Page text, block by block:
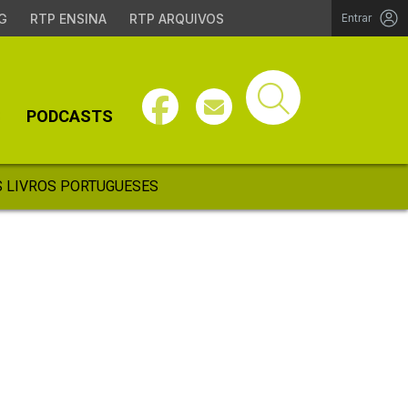
RTP ENSINA RTP ARQUIVOS Entrar
PODCASTS
LIVROS PORTUGUESES